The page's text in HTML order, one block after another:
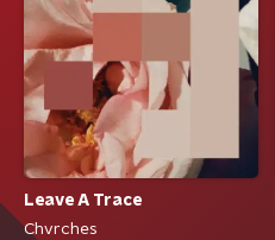
Leave A Trace
Chvrches